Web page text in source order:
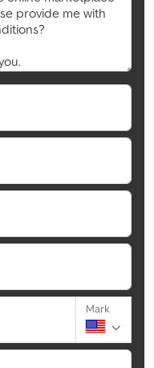
Mark